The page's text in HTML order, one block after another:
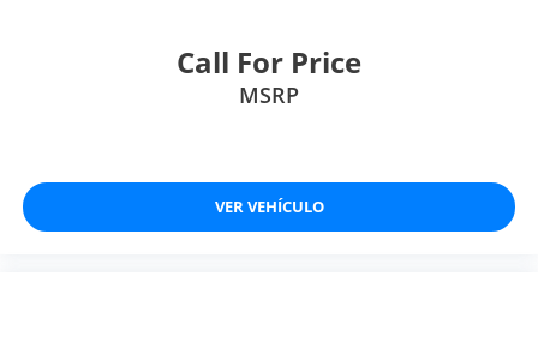
Call For Price
MSRP
VER VEHÍCULO